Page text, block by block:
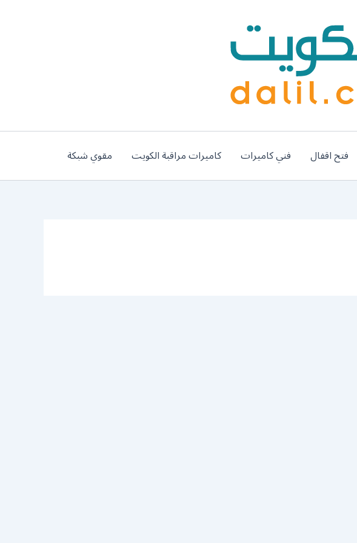
فتح اقفال فني كاميرات كاميرات مراقبة الكويت مقوي شبكة